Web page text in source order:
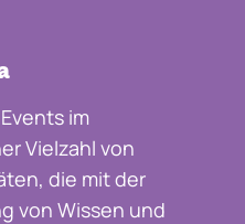
im
Vielzahl von
die mit der
von Wissen und